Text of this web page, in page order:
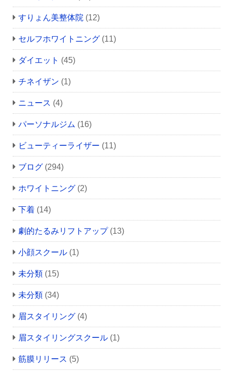
すりょん美整体院 (12)
セルフホワイトニング (11)
ダイエット (45)
チネイザン (1)
ニュース (4)
パーソナルジム (16)
ビューティーライザー (11)
ブログ (294)
ホワイトニング (2)
下着 (14)
劇的たるみリフトアップ(13)
小顔スクール (1)
未分類 (15)
未分類 (34)
眉スタイリング (4)
眉スタイリングスクール (1)
筋膜リリース (5)